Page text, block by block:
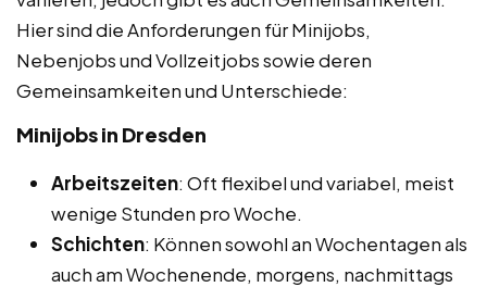
Hier sind die Anforderungen für Minijobs,
Nebenjobs und Vollzeitjobs sowie deren
Gemeinsamkeiten und Unterschiede:
Minijobs in Dresden
Arbeitszeiten: Oft flexibel und variabel, meist
wenige Stunden pro Woche.
Schichten: Können sowohl an Wochentagen als
auch am Wochenende, morgens, nachmittags